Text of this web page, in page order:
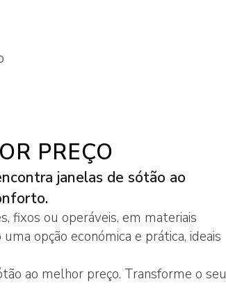
VEYNA
PVC PARA JANELAS
DE MADEIRA PARA
DE MADEIRA PARA
PREÇO
janelas de sótão ao
fixos ou operáveis, em materiais
opção económica e prática, ideais
ao melhor preço. Transforme o seu